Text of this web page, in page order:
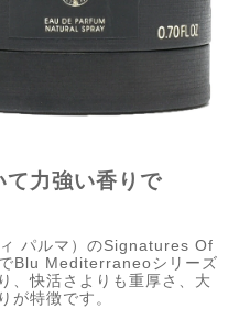
て力強い香りで
パルマ）のSignatures Of
Blu Mediterraneoシリーズ
、快活さよりも重厚さ、大
が特徴です。